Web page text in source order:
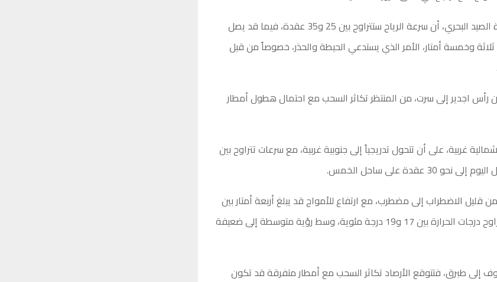
وأوضح المركز، في نشرة الصيد البحري، أن سرعة الرياح ستتراوح بين 25 و35 عقدة، فيما قد يصل
ثلاثة وخمسة أمتار، الأمر الذي يستدعي الحيطة والحذر، خصوصاً من قبل
رأس اجدير إلى سرت، من المنتظر تكاثر السحب مع احتمال هطول أمطار
غربية، على أن تتحول تدريجياً إلى جنوبية غربية، مع سرعات تتراوح بين
قليل الاضطراب إلى مضطرب، مع ارتفاع للأمواج قد يبلغ أربعة أمتار بين
الخمس وسرت، فيما تتراوح درجات الحرارة بين 17 و19 درجة مئوية، وسط رؤية متوسطة إلى ضعيفة
إلى طبرق، فتتوقع الأرصاد تكاثر السحب مع أمطار متفرقة قد تكون